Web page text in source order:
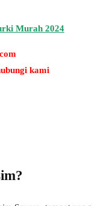
Murah 2024
kami